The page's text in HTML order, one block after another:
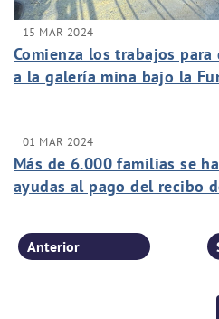
15 MAR 2024
Comienza los trabajos
a la galería mina bajo la
01 MAR 2024
Más de 6.000 familias se
ayudas al pago del recibo
Anterior